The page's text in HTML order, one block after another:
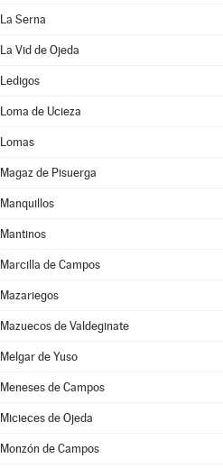
La Serna
La Vid de Ojeda
Ledigos
Loma de Ucieza
Lomas
Magaz de Pisuerga
Manquillos
Mantinos
Marcilla de Campos
Mazariegos
Mazuecos de Valdeginate
Melgar de Yuso
Meneses de Campos
Micieces de Ojeda
Monzón de Campos